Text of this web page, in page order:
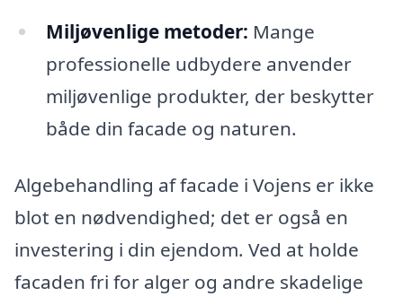
Miljøvenlige metoder: Mange
professionelle udbydere anvender
miljøvenlige produkter, der beskytter
både din facade og naturen.
Algebehandling af facade i Vojens er ikke
blot en nødvendighed; det er også en
investering i din ejendom. Ved at holde
facaden fri for alger og andre skadelige